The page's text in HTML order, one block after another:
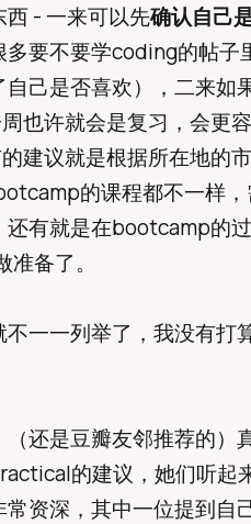
- 一来可以先确认自己
要不要学coding的帖子
己是否喜欢），二来如
也许就会是复习，会更
建议就是根据所在地的
的课程都不一样
有就是在bootcamp的
备了。
一一列举了，我没有
还是豆瓣友邻推荐的）
的建议，她们听起
资深，其中一位提到自